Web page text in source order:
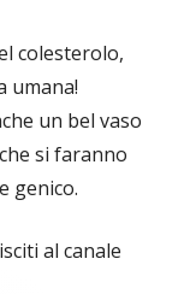
colesterolo,
umana!
un bel vaso
si faranno
genico.
al canale